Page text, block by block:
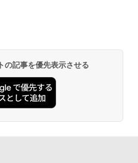
の記事を優先表示させる